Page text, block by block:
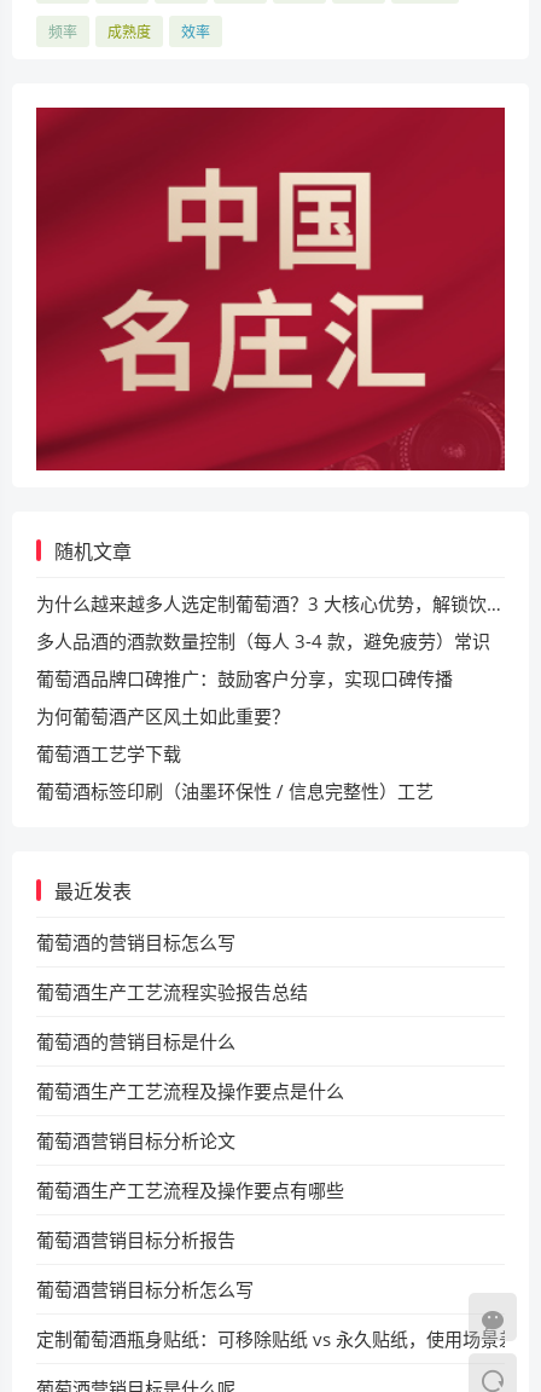
频率 成熟度 效率
随机文章
为什么越来越多人选定制葡萄酒？3 大核心优势，解锁饮酒新体验
多人品酒的酒款数量控制（每人 3-4 款，避免疲劳）常识
葡萄酒品牌口碑推广：鼓励客户分享，实现口碑传播​
为何葡萄酒产区风土如此重要？
葡萄酒工艺学下载
葡萄酒标签印刷（油墨环保性 / 信息完整性）工艺
最近发表
葡萄酒的营销目标怎么写
葡萄酒生产工艺流程实验报告总结
葡萄酒的营销目标是什么
葡萄酒生产工艺流程及操作要点是什么
葡萄酒营销目标分析论文
葡萄酒生产工艺流程及操作要点有哪些
葡萄酒营销目标分析报告
葡萄酒营销目标分析怎么写
定制葡萄酒瓶身贴纸：可移除贴纸 vs 永久贴纸，使用场景差异